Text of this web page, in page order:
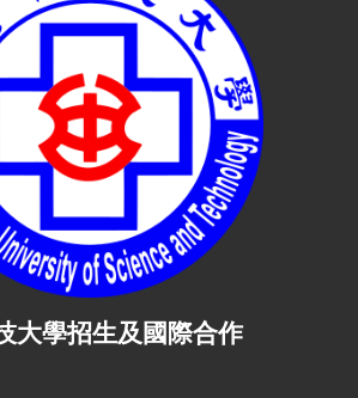
大學招生及國際合作